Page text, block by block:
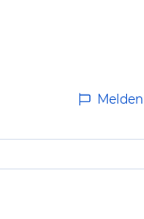
Melden